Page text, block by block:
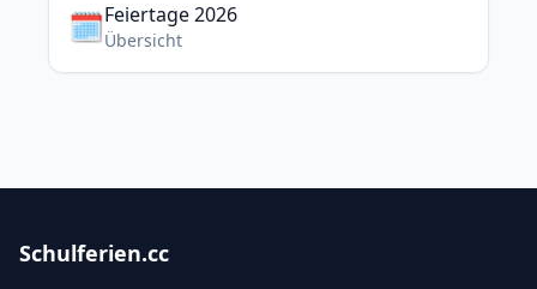
🗓️Feiertage 2026
Übersicht
Schulferien.cc